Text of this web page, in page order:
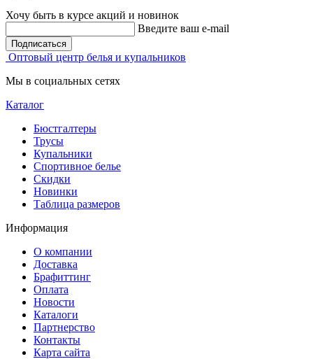
Хочу быть в курсе акций и новинок
Введите ваш e-mail
Подписаться
Оптовый центр белья и купальников
Мы в социальных сетях
Каталог
Бюстгалтеры
Трусы
Купальники
Спортивное белье
Скидки
Новинки
Таблица размеров
Информация
О компании
Доставка
Брафиттинг
Оплата
Новости
Каталоги
Партнерство
Контакты
Карта сайта